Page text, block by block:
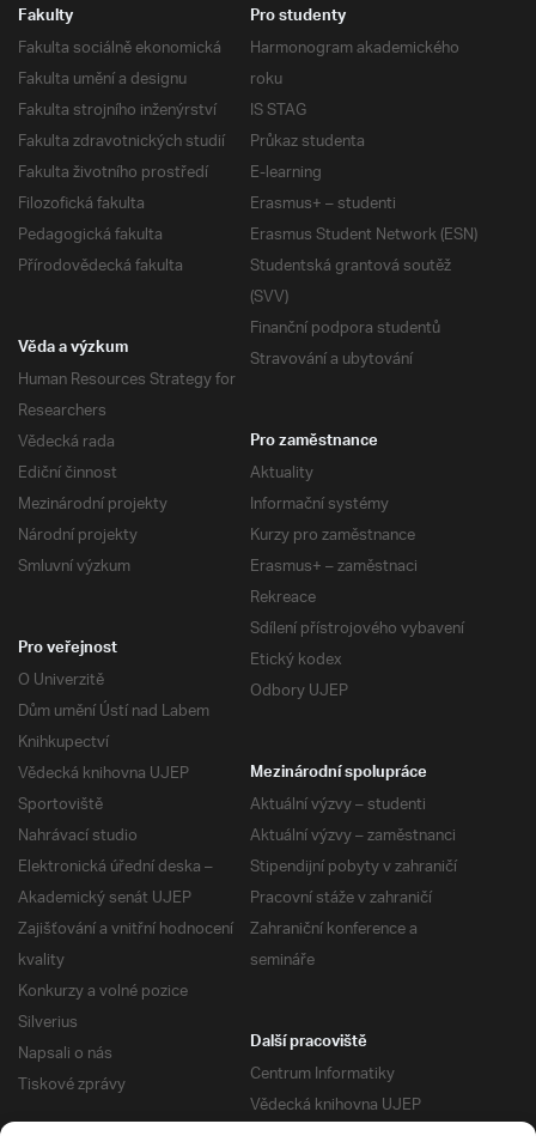
Fakulty
Fakulta sociálně ekonomická
Fakulta umění a designu
Fakulta strojního inženýrství
Fakulta zdravotnických studií
Fakulta životního prostředí
Filozofická fakulta
Pedagogická fakulta
Přírodovědecká fakulta
Pro studenty
Harmonogram akademického
roku
IS STAG
Průkaz studenta
E-learning
Erasmus+ – studenti
Erasmus Student Network (ESN)
Studentská grantová soutěž
(SVV)
Finanční podpora studentů
Stravování a ubytování
Věda a výzkum
Human Resources Strategy for
Researchers
Vědecká rada
Ediční činnost
Mezinárodní projekty
Národní projekty
Smluvní výzkum
Pro zaměstnance
Aktuality
Informační systémy
Kurzy pro zaměstnance
Erasmus+ – zaměstnaci
Rekreace
Sdílení přístrojového vybavení
Etický kodex
Odbory UJEP
Pro veřejnost
O Univerzitě
Dům umění Ústí nad Labem
Knihkupectví
Vědecká knihovna UJEP
Sportoviště
Nahrávací studio
Elektronická úřední deska –
Akademický senát UJEP
Zajišťování a vnitřní hodnocení
kvality
Konkurzy a volné pozice
Silverius
Napsali o nás
Tiskové zprávy
Mezinárodní spolupráce
Aktuální výzvy – studenti
Aktuální výzvy – zaměstnanci
Stipendijní pobyty v zahraničí
Pracovní stáže v zahraničí
Zahraniční konference a
semináře
Další pracoviště
Centrum Informatiky
Vědecká knihovna UJEP